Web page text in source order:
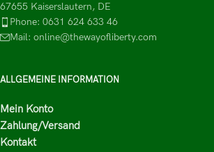
67655 Kaiserslautern, DE
Phone: 0631 624 633 46
Mail: online@thewayofliberty.com
ALLGEMEINE INFORMATION
Mein Konto
Zahlung/Versand
Kontakt